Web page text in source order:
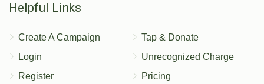
Helpful Links
Create A Campaign
Login
Register
Tap & Donate
Unrecognized Charge
Pricing